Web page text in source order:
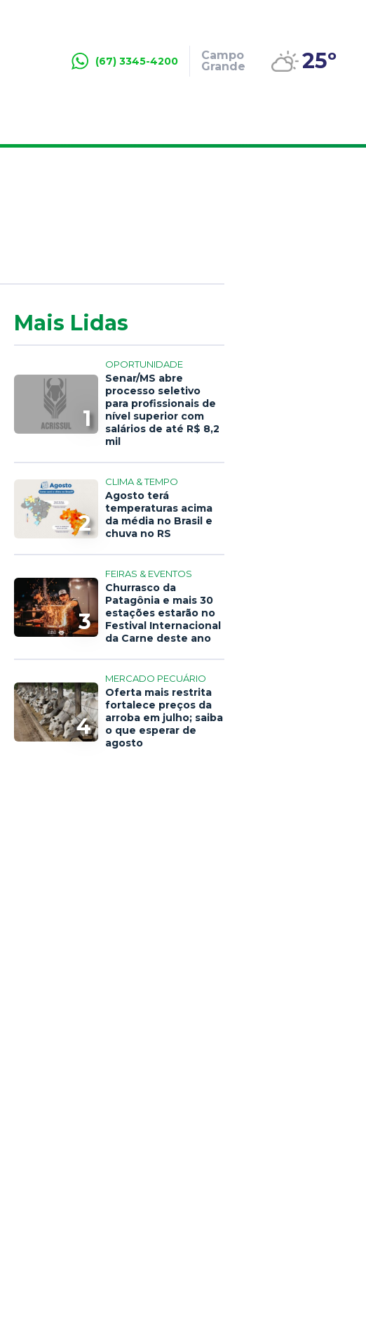
(67) 3345-4200
Campo
Grande
25º
Mais Lidas
1
OPORTUNIDADE
Senar/MS abre
processo seletivo
para profissionais de
nível superior com
salários de até R$ 8,2
mil
2
CLIMA & TEMPO
Agosto terá
temperaturas acima
da média no Brasil e
chuva no RS
3
FEIRAS & EVENTOS
Churrasco da
Patagônia e mais 30
estações estarão no
Festival Internacional
da Carne deste ano
4
MERCADO PECUÁRIO
Oferta mais restrita
fortalece preços da
arroba em julho; saiba
o que esperar de
agosto